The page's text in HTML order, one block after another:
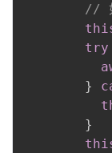
//
try
}
}